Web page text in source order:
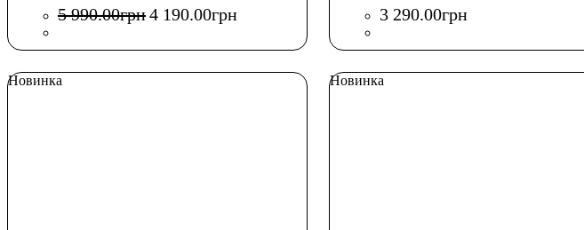
5 990.00грн4 190.00грн 3 290.00грн
Новинка Новинка